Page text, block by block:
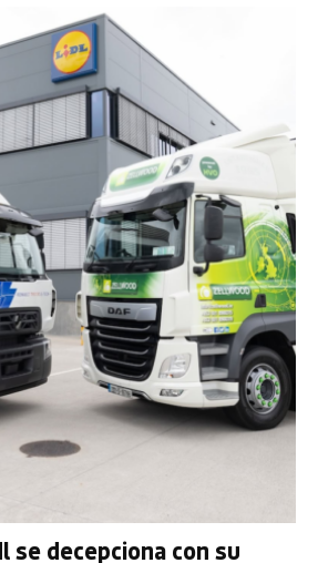
se decepciona con su